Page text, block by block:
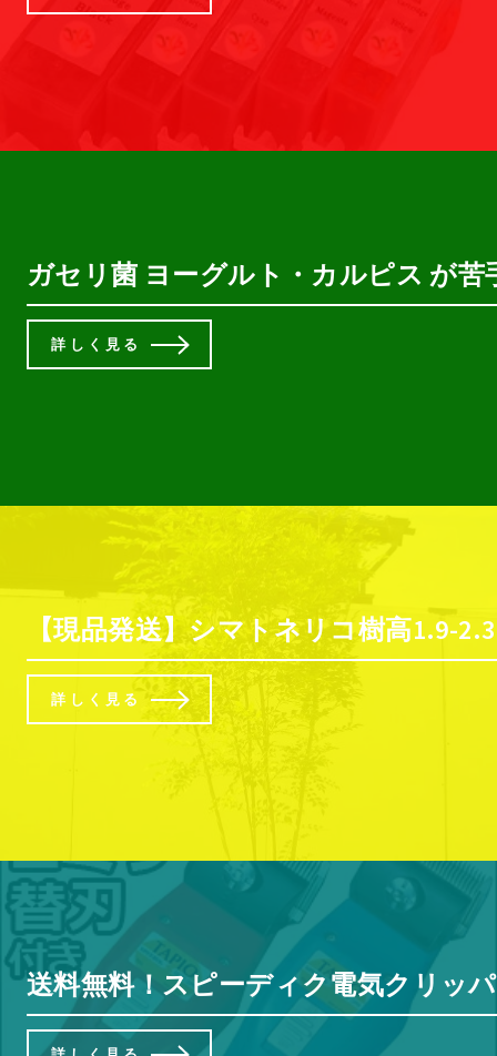
ガセリ菌 ヨーグルト・カルピス が
詳しく見る
【現品発送】シマトネリコ樹高1.9-
詳しく見る
送料無料！スピーディク電気クリッ